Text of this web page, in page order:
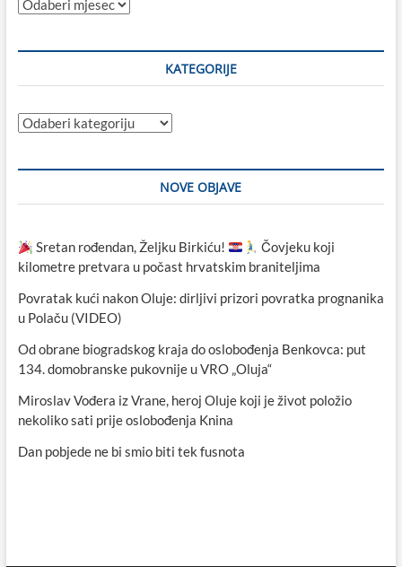
Sve
KATEGORIJE
Kategorije
NOVE OBJAVE
Sretan rođendan, Željku Birkiću!
Čovjeku koji
kilometre pretvara u počast hrvatskim braniteljima
Povratak kući nakon Oluje: dirljivi prizori povratka prognanika
u Polaču (VIDEO)
Od obrane biogradskog kraja do oslobođenja Benkovca: put
134. domobranske pukovnije u VRO „Oluja“
Miroslav Vođera iz Vrane, heroj Oluje koji je život položio
nekoliko sati prije oslobođenja Knina
Dan pobjede ne bi smio biti tek fusnota